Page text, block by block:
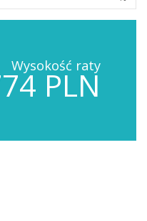
Wysokość raty
PLN